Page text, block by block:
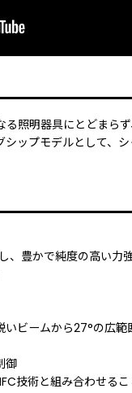
照明器具にとどまら
ップモデルとして、
、豊かで純度の高い
ビームから27°の広
御
技術と組み合わせる